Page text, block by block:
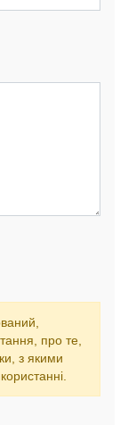
про те,
з якими